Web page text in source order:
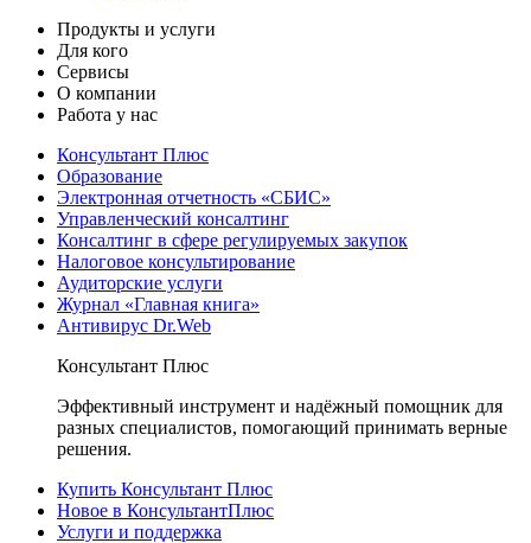
Продукты и услуги
Для кого
Сервисы
О компании
Работа у нас
Консультант Плюс
Образование
Электронная отчетность «СБИС»
Управленческий консалтинг
Консалтинг в сфере регулируемых закупок
Налоговое консультирование
Аудиторские услуги
Журнал «Главная книга»
Антивирус Dr.Web
Консультант Плюс
Эффективный инструмент и надёжный помощник для
разных специалистов, помогающий принимать верные
решения.
Купить Консультант Плюс
Новое в КонсультантПлюс
Услуги и поддержка